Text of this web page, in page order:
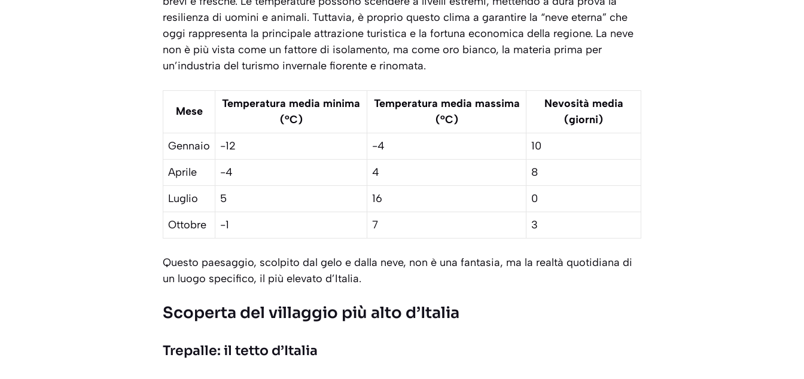
resilienza di uomini e animali. Tuttavia, è proprio questo clima a garantire la “neve eterna” che
oggi rappresenta la principale attrazione turistica e la fortuna economica della regione. La neve
non è più vista come un fattore di isolamento, ma come oro bianco, la materia prima per
un’industria del turismo invernale fiorente e rinomata.
Mese
Temperatura media minima
(°C)
Temperatura media massima
(°C)
Nevosità media
(giorni)
Gennaio
-12 -4
10
Aprile
-4 4
8
Luglio
5 16
0
Ottobre
-1 7 3
Questo paesaggio, scolpito dal gelo e dalla neve, non è una fantasia, ma la realtà quotidiana di
un luogo specifico, il più elevato d’Italia.
Scoperta del villaggio più alto d’Italia
Trepalle: il tetto d’Italia